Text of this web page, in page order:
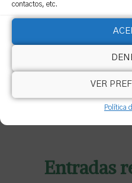
contactos, etc.
VER
Política
iniciativas sean un
Entrada anterior
Entradas